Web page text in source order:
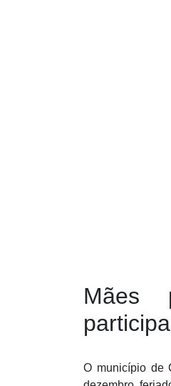
Mães
O município de